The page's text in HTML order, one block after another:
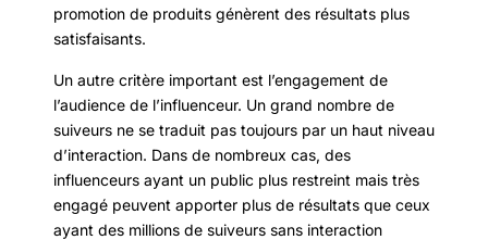
promotion de produits génèrent des résultats plus
satisfaisants.
Un autre critère important est l’engagement de
l’audience de l’influenceur. Un grand nombre de
suiveurs ne se traduit pas toujours par un haut niveau
d’interaction. Dans de nombreux cas, des
influenceurs ayant un public plus restreint mais très
engagé peuvent apporter plus de résultats que ceux
ayant des millions de suiveurs sans interaction